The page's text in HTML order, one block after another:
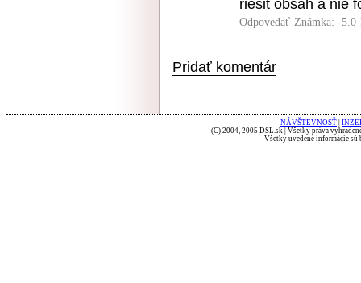
riesit obsah a nie
Odpovedať Známka: -5.0
Pridať komentár
NÁVŠTEVNOSŤ
(C) 2004, 2005 DSL.sk | Všetky práva
Všetky uvedené informácie sú